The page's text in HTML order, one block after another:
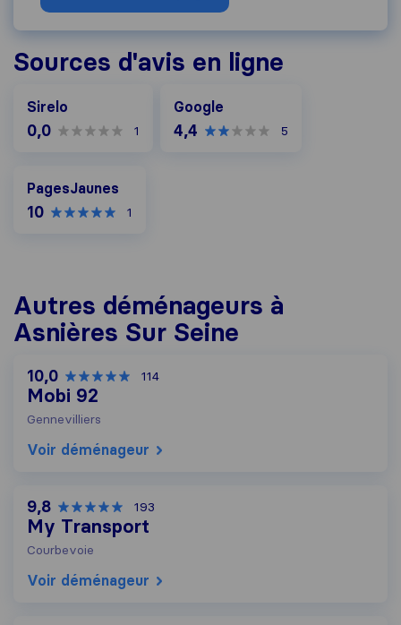
Sources d'avis en ligne
Sirelo
0,0 1
Google
4,4 5
PagesJaunes
10 1
Autres déménageurs à
Asnières Sur Seine
10,0 114
Mobi 92
Gennevilliers
Voir déménageur
9,8 193
My Transport
Courbevoie
Voir déménageur